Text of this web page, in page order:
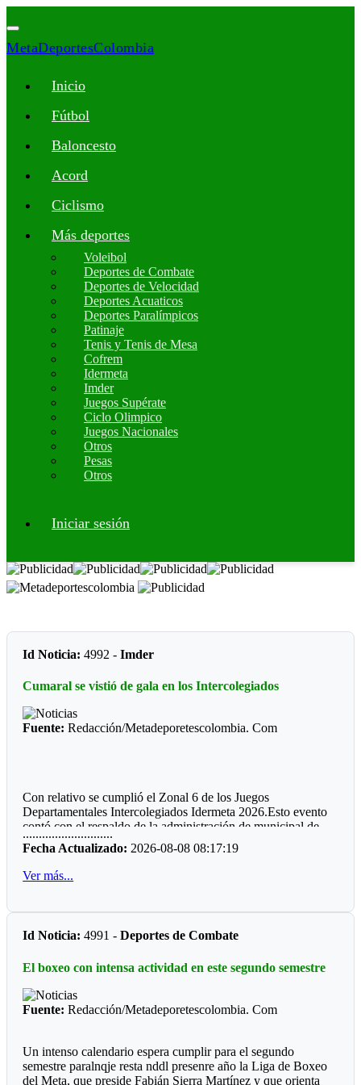
MetaDeportesColombia
Inicio
Fútbol
Baloncesto
Acord
Ciclismo
Más deportes
Voleibol
Deportes de Combate
Deportes de Velocidad
Deportes Acuaticos
Deportes Paralímpicos
Patinaje
Tenis y Tenis de Mesa
Cofrem
Idermeta
Imder
Juegos Supérate
Ciclo Olimpico
Juegos Nacionales
Otros
Pesas
Otros
Iniciar sesión
Id Noticia: 4992 -Imder
Cumaral se vistió de gala en los Intercolegiados
Fuente: Redacción/Metadeporetescolombia. Com
Con relativo se cumplió el Zonal 6 de los Juegos
Departamentales Intercolegiados Idermeta 2026.Esto evento
contó con el respaldo de la administración de municipal de
Cumaral.
*Cumare
donde las mujeres son bonitas y los hombres son caballeros,
Precisamente cuentan con unas de las mejores manga de
coleo en el honor a Hernan Braidy.
Deportistas reconocidos por la comunidad :Enrique Braidy
Requiniva, Henry Walter Palma y ahora Leydy Cardozo,
............................
Fecha Actualizado: 2026-08-08 08:17:19
Ver más...
Id Noticia: 4991 -Deportes de Combate
El boxeo con intensa actividad en este segundo semestre
Fuente: Redacción/Metadeporetescolombia. Com
Un intenso calendario espera cumplir para el segundo
semestre paralnqje resta nddl presenre año la Liga de Boxeo
del Meta, que preside Fabián Sierra Martínez y que orienta